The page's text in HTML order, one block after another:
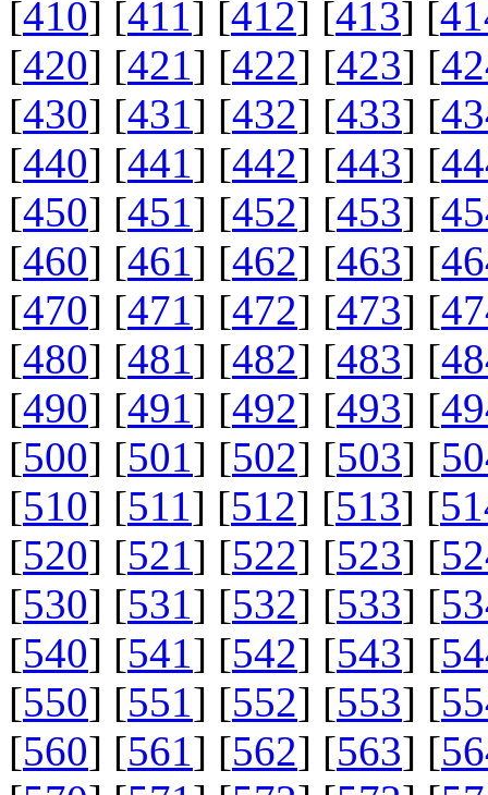
[410] [411] [412] [413] [
[420] [421] [422] [423] [
[430] [431] [432] [433] [
[440] [441] [442] [443] [
[450] [451] [452] [453] [
[460] [461] [462] [463] [
[470] [471] [472] [473] [
[480] [481] [482] [483] [
[490] [491] [492] [493] [
[500] [501] [502] [503] [
[510] [511] [512] [513] [
[520] [521] [522] [523] [
[530] [531] [532] [533] [
[540] [541] [542] [543] [
[550] [551] [552] [553] [
[560] [561] [562] [563] [